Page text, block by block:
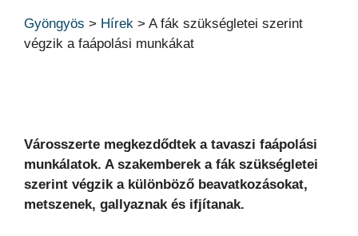
Gyöngyös > Hírek > A fák szükségletei szerint
végzik a faápolási munkákat
Városszerte megkezdődtek a tavaszi faápolási
munkálatok. A szakemberek a fák szükségletei
szerint végzik a különböző beavatkozásokat,
metszenek, gallyaznak és ifjítanak.